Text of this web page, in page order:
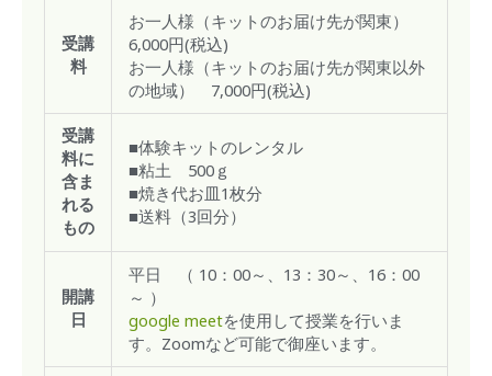
受講
料
お一人様（キットのお届け先が関東）
6,000円(税込)
お一人様（キットのお届け先が関東以外
の地域） 7,000円(税込)
受講
料に
含ま
れる
もの
■体験キットのレンタル
■粘土 500ｇ
■焼き代お皿1枚分
■送料（3回分）
開講
日
平日 （ 10：00～、13：30～、16：00
～ ）
google meetを使用して授業を行いま
す。Zoomなど可能で御座います。